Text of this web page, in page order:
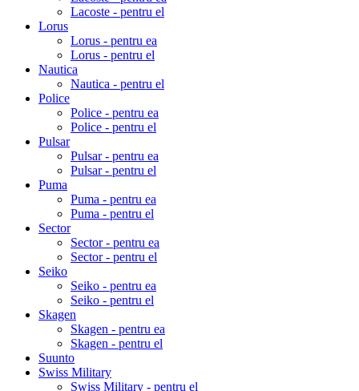
Lacoste - pentru el
Lorus
Lorus - pentru ea
Lorus - pentru el
Nautica
Nautica - pentru el
Police
Police - pentru ea
Police - pentru el
Pulsar
Pulsar - pentru ea
Pulsar - pentru el
Puma
Puma - pentru ea
Puma - pentru el
Sector
Sector - pentru ea
Sector - pentru el
Seiko
Seiko - pentru ea
Seiko - pentru el
Skagen
Skagen - pentru ea
Skagen - pentru el
Suunto
Swiss Military
Swiss Military - pentru el